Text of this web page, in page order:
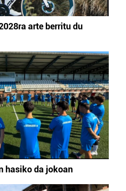
arte berritu du
hasiko da jokoan